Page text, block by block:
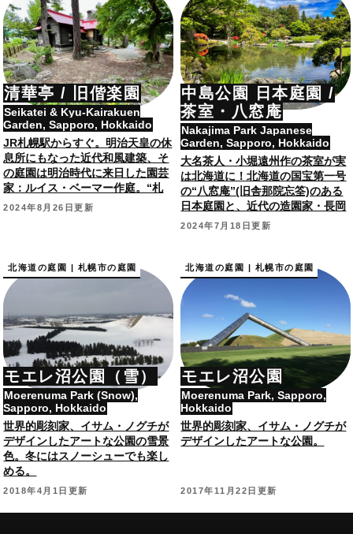
清華亭 / 旧偕楽園
Seikatei & Kyu-Kairakuen
Garden, Sapporo, Hokkaido
JR札幌駅からすぐ。明治天皇の休
息所にもなった近代和風建築、そ
の庭園は明治時代に来日した園芸
家：ルイス・ベーマー作庭。“札
幌最古の公園”旧・偕楽園も。
2024年8月26日更新
中島公園 日本庭園 /
茶室・八窓庵
Nakajima Park Japanese
Garden, Sapporo, Hokkaido
大名茶人・小堀遠州作の茶室が実
は北海道に！北海道の国宝第一号
の“八窓庵”(旧舎那院忘筌)のある
日本庭園と、近代の造園家・長岡
安平が設計の都市公園。
2024年7月18日更新
北海道の庭園 | 札幌市の庭園
モエレ沼公園（雪）
Moerenuma Park (Snow),
Sapporo, Hokkaido
世界的彫刻家、イサム・ノグチが
デザインしたアートな公園の雪景
色。冬にはスノーシューでも楽し
める。
2018年4月1日更新
北海道の庭園 | 札幌市の庭園
モエレ沼公園
Moerenuma Park, Sapporo,
Hokkaido
世界的彫刻家、イサム・ノグチが
デザインしたアートな公園。
2017年11月22日更新